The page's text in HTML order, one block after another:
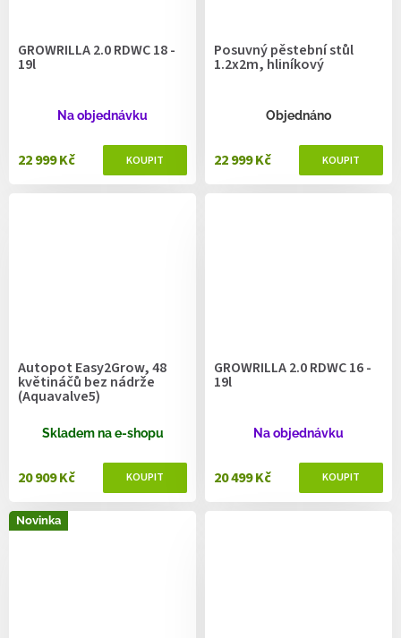
GROWRILLA 2.0 RDWC 18 -
19l
Na objednávku
22 999 Kč
Posuvný pěstební stůl
1.2x2m, hliníkový
Objednáno
22 999 Kč
Autopot Easy2Grow, 48
květináčů bez nádrže
(Aquavalve5)
Skladem na e-shopu
20 909 Kč
GROWRILLA 2.0 RDWC 16 -
19l
Na objednávku
20 499 Kč
Novinka